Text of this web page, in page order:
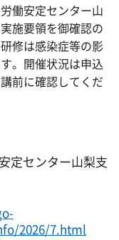
働安定センター山
施要領を御確認の
修は感染症等の影
。開催状況は申込
前に確認してくだ
定センター山梨支
2026/7.html